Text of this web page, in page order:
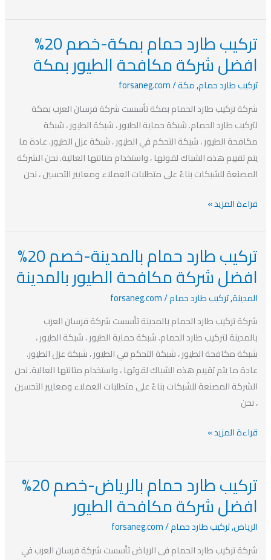
تركيب طارد حمام بمكة-خصم 20%
افضل شركة مكافحة الطيور بمكة
تركيب طارد حمام,مكة/
forsaneg.com
شركة تركيب طارد الحمام بمكة تأسست شركة فرسان العرب بمكة
لتركيب طارد الحمام. شبكة حماية الطيور ، شبكة الطيور ، شبكة
مكافحة الطيور ، شبكة التحكم في الطيور ، شبكة عزل الطيور. عادة ما
يتم تقييم هذه الشباك لقوتها ، واستخدام متانتها العالية. نحن الشركة
المصنعة للشبكات بناءً على متطلبات العملاء ومعايير التحسين ، نحن
تركيب
طارد
حمام
بمكة-
خصم
20%
افضل
شركة
مكافحة
بمكة
قراءة المزيد »
تركيب طارد حمام بالمدينة-خصم 20%
افضل شركة مكافحة الطيور بالمدينة
المدينة,تركيب طارد حمام/
forsaneg.com
شركة تركيب طارد الحمام بالمدينة تأسست شركة فرسان العرب
بالمدينة لتركيب طارد الحمام. شبكة حماية الطيور ، شبكة الطيور ،
شبكة مكافحة الطيور ، شبكة التحكم في الطيور ، شبكة عزل الطيور.
عادة ما يتم تقييم هذه الشباك لقوتها ، واستخدام متانتها العالية. نحن
الشركة المصنعة للشبكات بناءً على متطلبات العملاء ومعايير التحسين
، نحن
تركيب
طارد
حمام
بالمدينة-
خصم
20%
افضل
شركة
مكافحة
الطيور
قراءة المزيد »
تركيب طارد حمام بالرياض-خصم 20%
افضل شركة مكافحة الطيور
الرياض,تركيب طارد حمام/
forsaneg.com
شركة تركيب طارد الحمام فى الرياض تأسست شركة فرسان العرب في
تركيب
طارد
حمام
بالرياض-
خصم